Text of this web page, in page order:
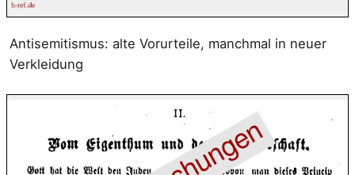
Antisemitismus: alte Vorurteile, manchmal in neuer
Verkleidung